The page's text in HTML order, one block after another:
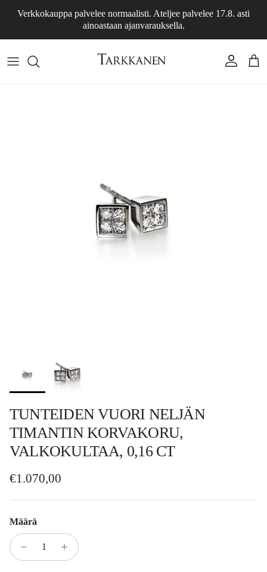
Verkkokauppa palvelee normaalisti. Ateljee palvelee 17.8. asti
ainoastaan ajanvarauksella.
Tili
TUNTEIDEN VUORI NELJÄN
TIMANTIN KORVAKORU,
VALKOKULTAA, 0,16 CT
Normaalihinta
€1.070,00
Määrä